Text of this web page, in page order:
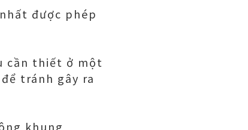
được phép
cần thiết ở một
tránh gây ra
khung